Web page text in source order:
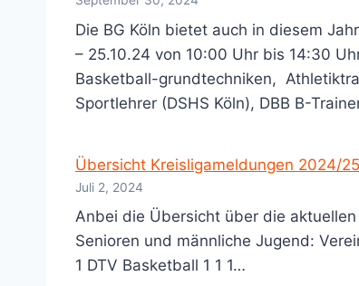
Die BG Köln bietet auch in diesem
– 25.10.24 von 10:00 Uhr bis 14:30
Basketball-grundtechniken,
Sportlehrer (DSHS Köln), DBB B-
Übersicht Kreisligameldungen 2024/25
Juli 2, 2024
Anbei die Übersicht über die
Senioren und männliche Jugend:
1 DTV Basketball 1 1 1…